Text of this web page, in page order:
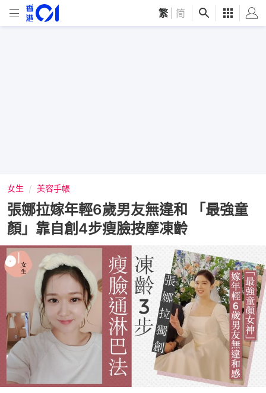
繁 简
女生 美容手帳
張娜拉嫁年輕6歲男友無違和 「最強童
顏」靠自創4步瘦臉按摩凍齡